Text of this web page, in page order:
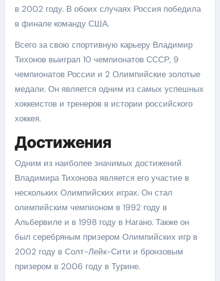
в 2002 году. В обоих случаях Россия победила
в финале команду США.
Всего за свою спортивную карьеру Владимир
Тихонов выиграл 10 чемпионатов СССР, 9
чемпионатов России и 2 Олимпийские золотые
медали. Он является одним из самых успешных
хоккеистов и тренеров в истории российского
хоккея.
Достижения
Одним из наиболее значимых достижений
Владимира Тихонова является его участие в
нескольких Олимпийских играх. Он стал
олимпийским чемпионом в 1992 году в
Альбервиле и в 1998 году в Нагано. Также он
был серебряным призером Олимпийских игр в
2002 году в Солт-Лейк-Сити и бронзовым
призером в 2006 году в Турине.